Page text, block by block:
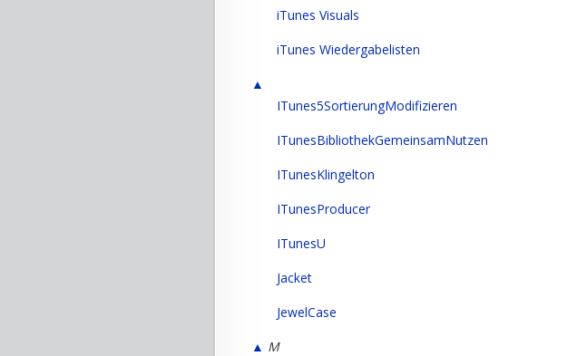
iTunes Visuals
iTunes Wiedergabelisten
▲
ITunes5SortierungModifizieren
ITunesBibliothekGemeinsamNutzen
ITunesKlingelton
ITunesProducer
ITunesU
Jacket
JewelCase
▲ M